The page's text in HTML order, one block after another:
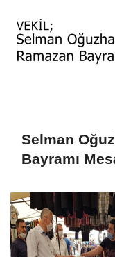
Selman
Bayramı